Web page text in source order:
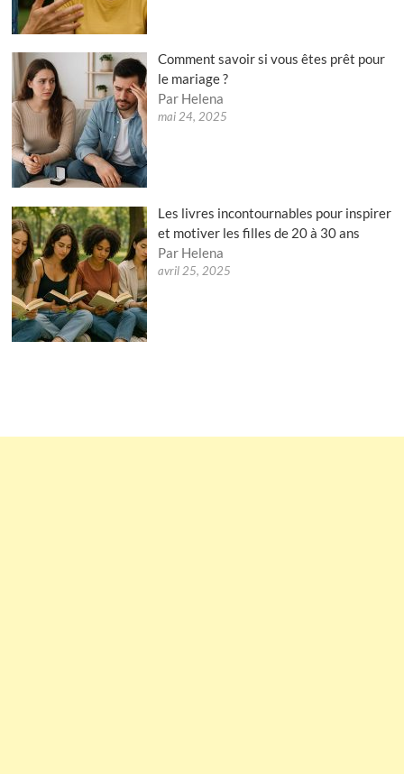
Comment savoir si vous êtes prêt pour
le mariage ?
Par Helena
mai 24, 2025
Les livres incontournables pour inspirer
et motiver les filles de 20 à 30 ans
Par Helena
avril 25, 2025